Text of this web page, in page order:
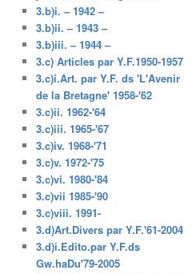
3.b)i. – 1942 –
3.b)ii. – 1943 –
3.b)iii. – 1944 –
3.c) Articles par Y.F.1950-1957
3.c)i.Art. par Y.F. ds 'L'Avenir
de la Bretagne' 1958-'62
3.c)ii. 1962-'64
3.c)iii. 1965-'67
3.c)iv. 1968-'71
3.c)v. 1972-'75
3.c)vi. 1980-'84
3.c)vii 1985-'90
3.c)viii. 1991-
3.d)Art.Divers par Y.F.'61-2004
3.d)i.Edito.par Y.F.ds
Gw.haDu'79-2005